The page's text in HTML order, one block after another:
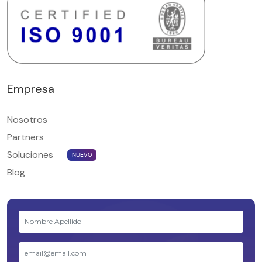
Empresa
Nosotros
Partners
Soluciones
NUEVO
Blog